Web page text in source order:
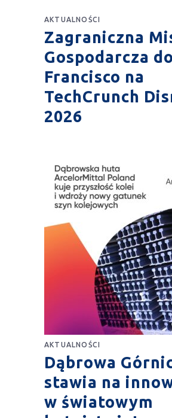
AKTUALNOŚCI
Zagraniczna
Gospodarcza
Francisco na
TechCrunch
2026
AKTUALNOŚCI
Dąbrowa
stawia na
w światowym